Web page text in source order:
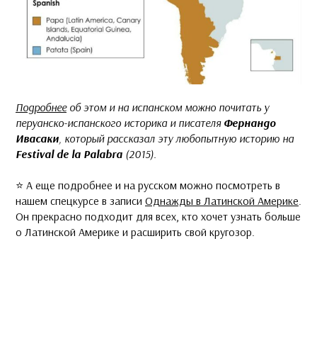
Подробнееоб этом и на испанском можно почитать у
перуанско-испанского историка и писателя Фернандо
Ивасаки, который рассказал эту любопытную историю на
Festival de la Palabra (2015).
⭐️ А еще подробнее и на русском можно посмотреть в
нашем спецкурсе в записи Однажды в Латинской Америке.
Он прекрасно подходит для всех, кто хочет узнать больше
о Латинской Америке и расширить свой кругозор.